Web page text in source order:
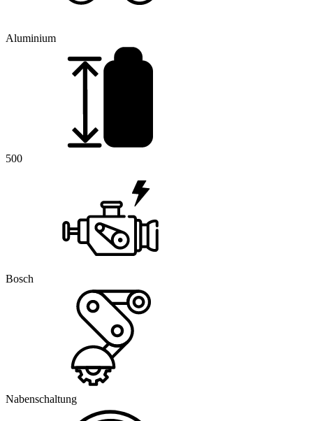
Aluminium
500
Bosch
Nabenschaltung